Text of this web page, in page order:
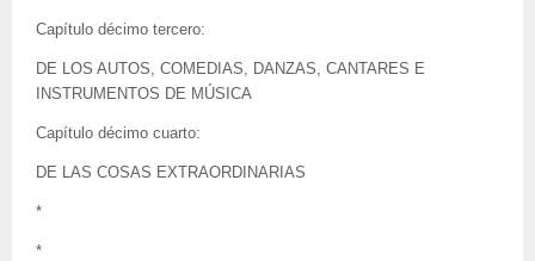
Capítulo décimo tercero:
DE LOS AUTOS, COMEDIAS, DANZAS, CANTARES E
INSTRUMENTOS DE MÚSICA
Capítulo décimo cuarto:
DE LAS COSAS EXTRAORDINARIAS
*
*